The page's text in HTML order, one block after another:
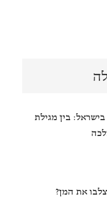
בין מגילת
את המן?